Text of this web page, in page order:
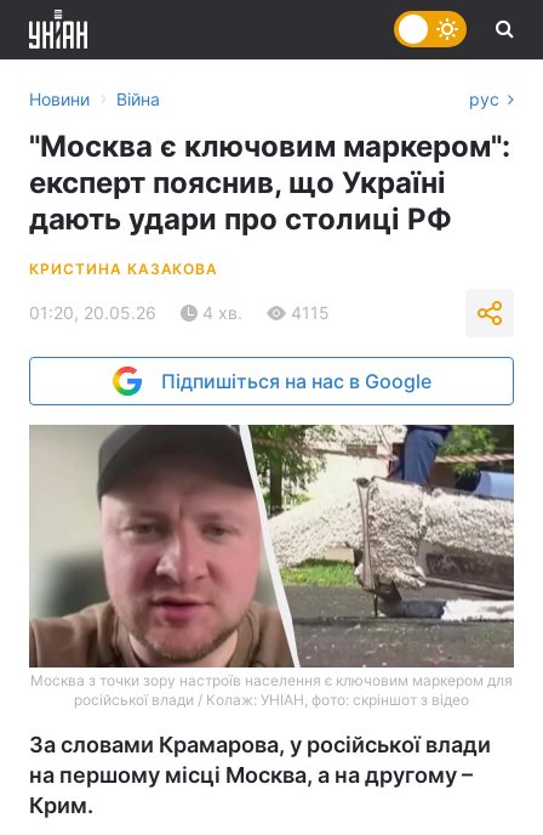
Новини › Війна рус
"Москва є ключовим маркером":
експерт пояснив, що Україні
дають удари про столиці РФ
КРИСТИНА КАЗАКОВА
01:20, 20.05.26 4 хв. 4115
Підпишіться на нас в Google
Москва з точки зору настроїв населення є ключовим маркером для
російської влади / Колаж: УНІАН, фото: скріншот з відео
За словами Крамарова, у російської влади
на першому місці Москва, а на другому –
Крим.